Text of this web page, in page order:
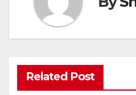
Related Post